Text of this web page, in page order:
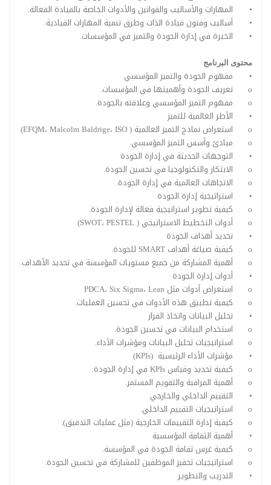
•
المهارات والأساليب والقوانين والأدوات الخاصة بالقيادة الفعالة.
•
أساليب وفنون قيادة الذات وطرق تنمية المهارات القيادية.
•
الخبرة في إدارة الجودة والتميز في المؤسسات.
محتوى البرنامج
•
مفهوم الجودة والتميز المؤسسي
o
تعريف الجودة وأهميتها في المؤسسات.
o
مفهوم التميز المؤسسي وعلاقته بالجودة.
•
الأطر العالمية للتميز
o
استعراض نماذج التميز العالمية ( EFQM، Malcolm Baldrige، ISO)
o
مبادئ وأسس التميز المؤسسي.
•
التوجهات الحديثة في إدارة الجودة
o
الابتكار والتكنولوجيا في تحسين الجودة.
o
الاتجاهات العالمية في إدارة الجودة.
•
استراتيجية إدارة الجودة
o
كيفية تطوير استراتيجية فعالة لإدارة الجودة.
o
أدوات التخطيط الاستراتيجي ( SWOT، PESTEL)
•
تحديد أهداف الجودة
o
كيفية صياغة أهداف SMART للجودة.
o
أهمية المشاركة من جميع مستويات المؤسسة في تحديد الأهداف.
•
أدوات إدارة الجودة
o
استعراض أدوات مثل PDCA، Six Sigma، Lean
o
كيفية تطبيق هذه الأدوات في تحسين العمليات.
•
تحليل البيانات واتخاذ القرار
o
استخدام البيانات في تحسين الجودة.
o
استراتيجيات تحليل البيانات ومؤشرات الأداء.
•
مؤشرات الأداء الرئيسية (KPIs)
o
كيفية تحديد وقياس KPIs في إدارة الجودة.
o
أهمية المراقبة والتقويم المستمر.
•
التقييم الداخلي والخارجي
o
استراتيجيات التقييم الداخلي.
o
كيفية إدارة التقييمات الخارجية (مثل عمليات التدقيق).
•
أهمية الثقافة المؤسسية
o
كيفية غرس ثقافة الجودة في المؤسسة.
o
استراتيجيات تحفيز الموظفين للمشاركة في تحسين الجودة.
•
التدريب والتطوير